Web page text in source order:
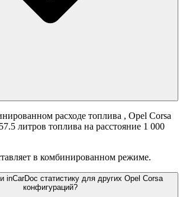
расходе топлива , Opel Corsa
литров топлива на расстояние 1 000
в комбинированном режиме.
inCarDoc статистику для других Opel Corsa
конфигураций?